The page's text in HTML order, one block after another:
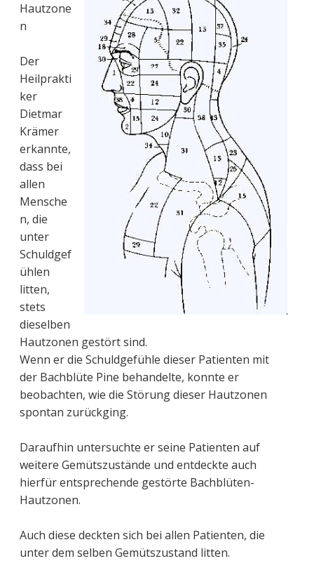
Hautzone
n
Der
Heilprakti
ker
Dietmar
Krämer
erkannte,
dass bei
allen
Mensche
n, die
unter
Schuldgef
ühlen
litten,
stets
dieselben
Hautzonen gestört sind.
Wenn er die Schuldgefühle dieser Patienten mit
der Bachblüte Pine behandelte, konnte er
beobachten, wie die Störung dieser Hautzonen
spontan zurückging.
Daraufhin untersuchte er seine Patienten auf
weitere Gemütszustände und entdeckte auch
hierfür entsprechende gestörte Bachblüten-
Hautzonen.
Auch diese deckten sich bei allen Patienten, die
unter dem selben Gemütszustand litten.